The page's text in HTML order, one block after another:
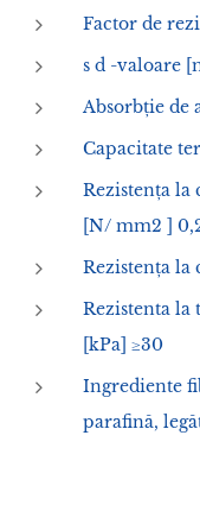
Factor de
s d -valoare
Absorbție de
Capacitate
Rezistența la
[N/ mm2 ]
Rezistența la
Rezistenta
[kPa] ≥30
Ingrediente
parafină,